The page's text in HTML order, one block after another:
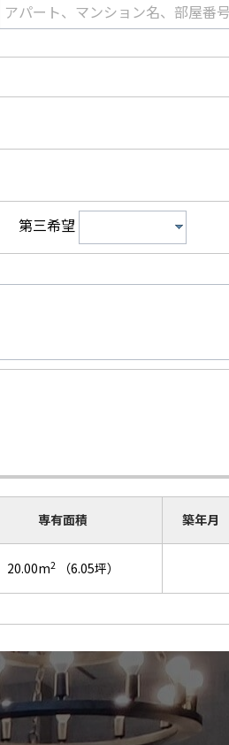
アパート、マンション名、部屋番
第三希望
専有面積 築年月
20.00m2 （6.05坪）